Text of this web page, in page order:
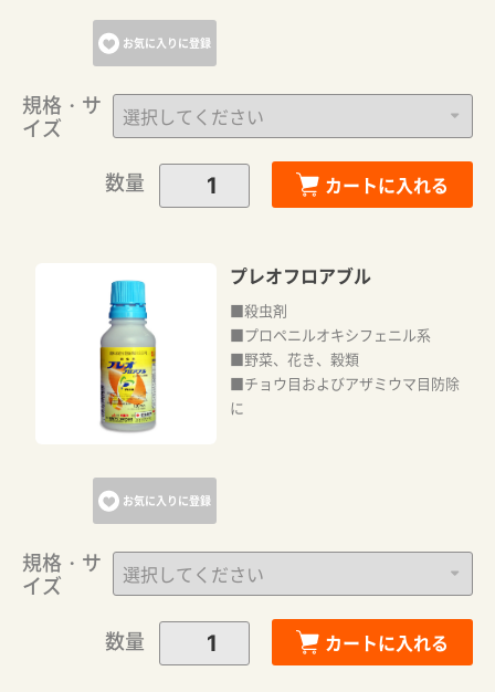
お気に入りに登録
規格・サ
イズ
数量
カートに入れる
お気に入りに登録
プレオフロアブル
■殺虫剤
■プロペニルオキシフェニル系
■野菜、花き、穀類
■チョウ目およびアザミウマ目防除
に
規格・サ
イズ
数量
カートに入れる